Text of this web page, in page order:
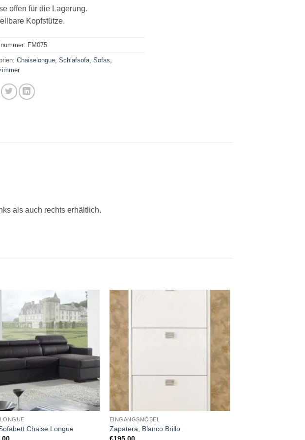
offen für die Lagerung.
Kopfstütze.
FM075
Chaiselongue Schlafsofa Sofas
als auch rechts erhältlich.
Chaise Longue
EINGANGSMÖBEL
Zapatera, Blanco Brillo